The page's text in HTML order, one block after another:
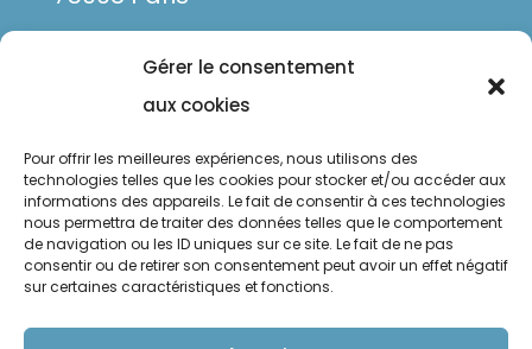
Gérer le consentement
aux cookies
Pour offrir les meilleures expériences, nous utilisons des
technologies telles que les cookies pour stocker et/ou accéder aux
informations des appareils. Le fait de consentir à ces technologies
nous permettra de traiter des données telles que le comportement
de navigation ou les ID uniques sur ce site. Le fait de ne pas
consentir ou de retirer son consentement peut avoir un effet négatif
sur certaines caractéristiques et fonctions.
Mentions légales